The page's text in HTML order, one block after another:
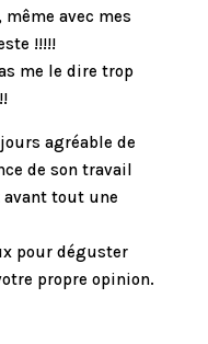
avec mes
!!!!!
me le dire trop
agréable de
de son travail
tout une
pour déguster
propre opinion.